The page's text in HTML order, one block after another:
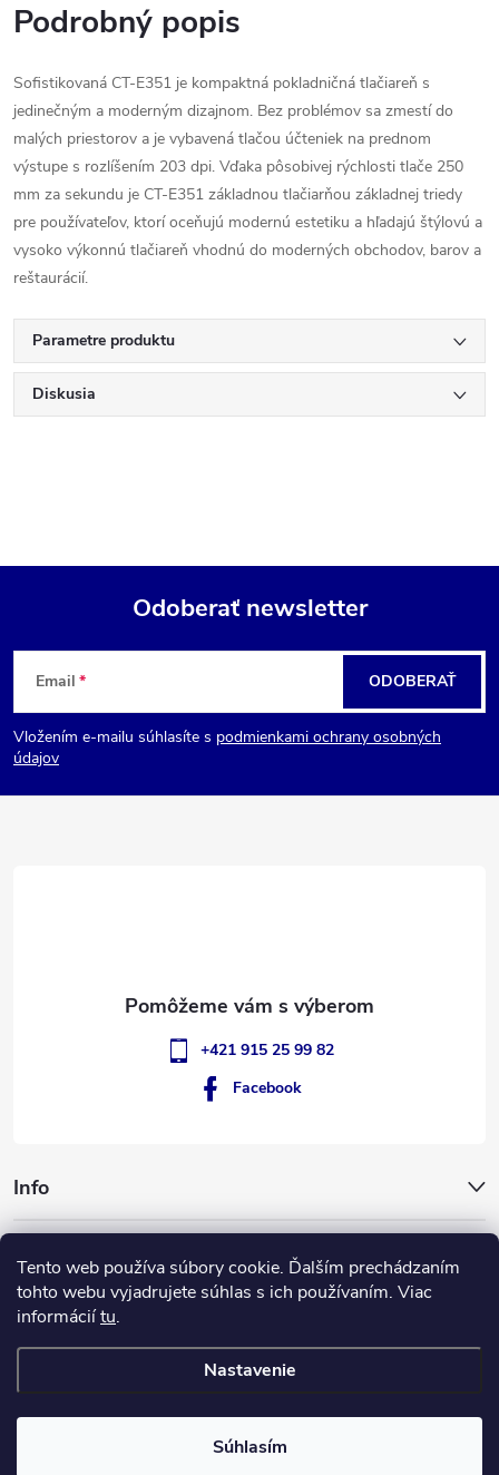
Tento web používa súbory cookie. Ďalším prechádzaním
tohto webu vyjadrujete súhlas s ich používaním. Viac
informáciítu.
Nastavenie
Súhlasím
Podrobný popis
Sofistikovaná CT-E351 je kompaktná pokladničná tlačiareň s
jedinečným a moderným dizajnom. Bez problémov sa zmestí do
malých priestorov a je vybavená tlačou účteniek na prednom
výstupe s rozlíšením 203 dpi. Vďaka pôsobivej rýchlosti tlače 250
mm za sekundu je CT-E351 základnou tlačiarňou základnej triedy
pre používateľov, ktorí oceňujú modernú estetiku a hľadajú štýlovú a
vysoko výkonnú tlačiareň vhodnú do moderných obchodov, barov a
reštaurácií.
Parametre produktu
Diskusia
Z
á
p
Odoberať newsletter
Email
Vložením e-mailu súhlasíte s podmienkami ochrany osobných
údajov
ODOBERAŤ
Info
+421 915 25 99 82
Facebook
Copyright 2026GIGANT Slovakia. Všetky práva vyhradené.